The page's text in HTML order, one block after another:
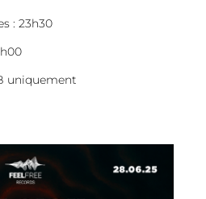
: 23h30
uniquement